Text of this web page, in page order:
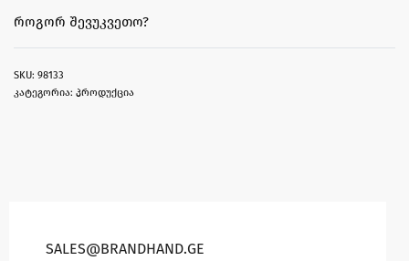
ᲠᲝᲒᲝᲠ ᲨᲔᲕᲣᲙᲕᲔᲗᲝ?
98133
კატეგორია: პროდუქცია
SALES@BRANDHAND.GE​